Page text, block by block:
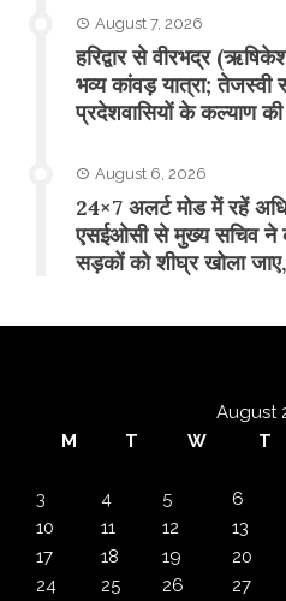
August 7, 2026
​हरिद्वार से वीरभद्र
भव्य कांवड़ यात्रा; तेजस्वी
प्रदेशवासियों के कल्याण की
August 6, 2026
24×7 अलर्ट मोड में रहें
एसईओसी से मुख्य सचिव ने
सड़कों को शीघ्र खोला
August
M
T W T
3
4 5 6
10
11 12 13
17
18 19 20
24
25 26 27